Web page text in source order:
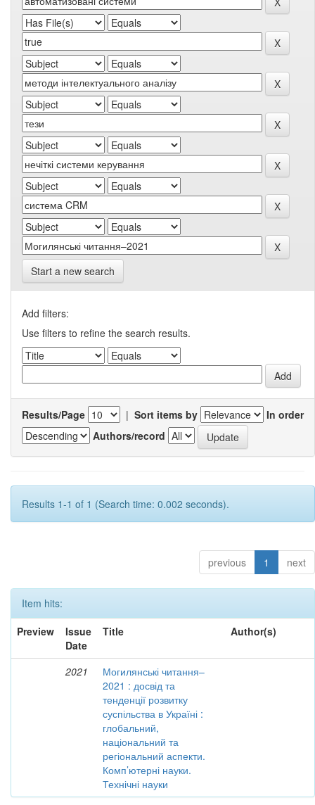
Start a new search
Add filters:
Use filters to refine the search results.
Results/Page | Sort items by
In order
Authors/record
Results 1-1 of 1 (Search time: 0.002 seconds).
previous 1 next
Item hits:
Preview
Issue
Date
Title Author(s)
2021
Могилянські читання–
2021 : досвід та
тенденції розвитку
суспільства в Україні :
глобальний,
національний та
регіональний аспекти.
Комп’ютерні науки.
Технічні науки